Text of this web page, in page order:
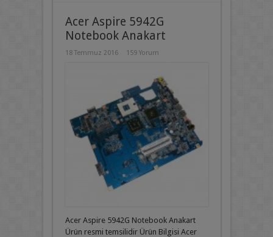
Acer Aspire 5942G
Notebook Anakart
18 Temmuz 2016 159 Yorum
Acer Aspire 5942G Notebook Anakart
Ürün resmi temsilidir Ürün Bilgisi Acer